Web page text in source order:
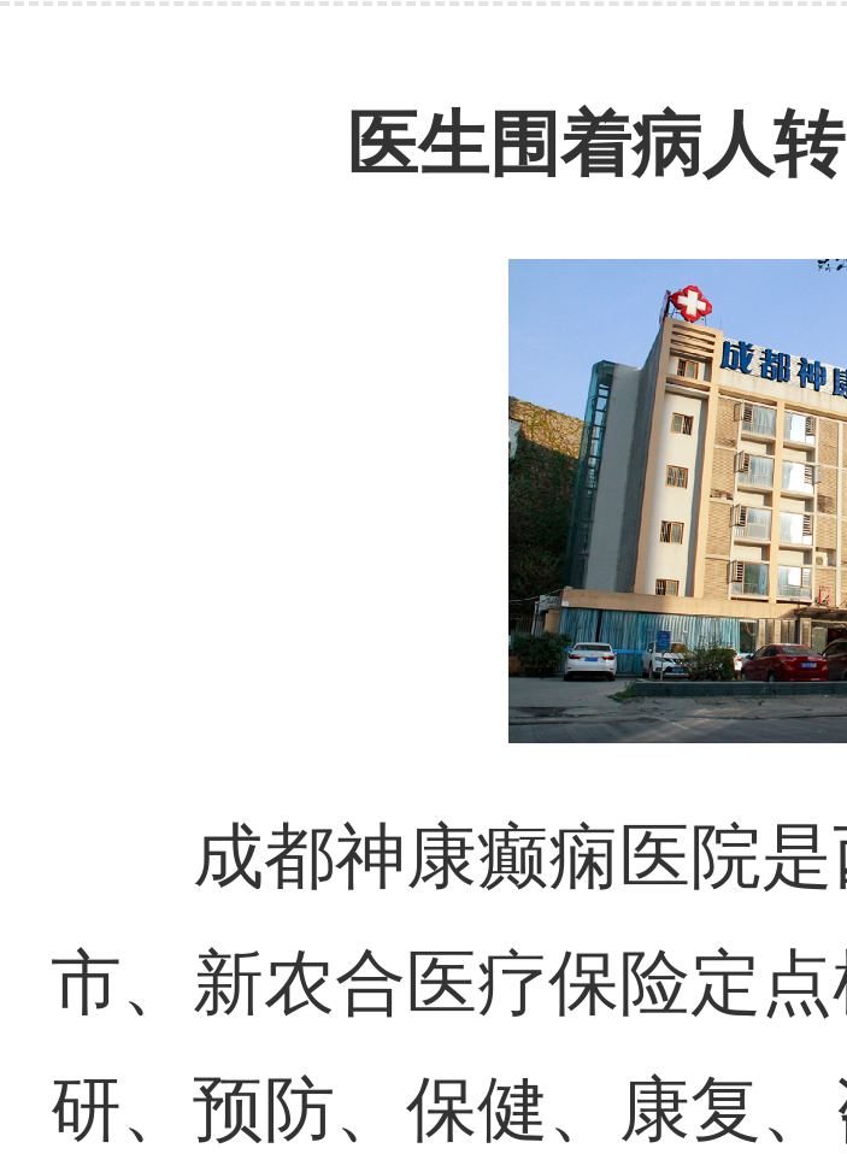
医生围着病人
成都神康癫痫医院是
市、新农合医疗保险定
研、预防、保健、康复